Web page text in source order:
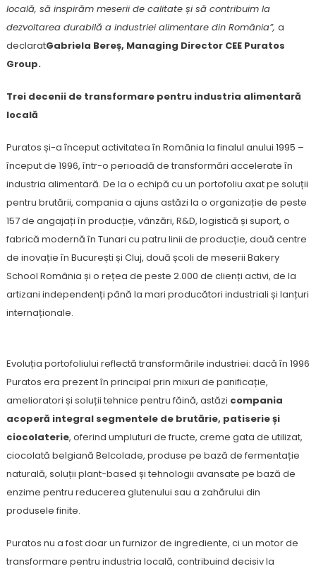
locală, să inspirăm meserii de calitate și să contribuim la
dezvoltarea durabilă a industriei alimentare din România”, a
declaratGabriela Bereș, Managing Director CEE Puratos
Group.
Trei decenii de transformare pentru industria alimentară
locală
Puratos și-a început activitatea în România la finalul anului 1995 –
început de 1996, într-o perioadă de transformări accelerate în
industria alimentară. De la o echipă cu un portofoliu axat pe soluții
pentru brutării, compania a ajuns astăzi la o organizație de peste
157 de angajați în producție, vânzări, R&D, logistică și suport, o
fabrică modernă în Tunari cu patru linii de producție, două centre
de inovație în București și Cluj, două școli de meserii Bakery
School România și o rețea de peste 2.000 de clienți activi, de la
artizani independenți până la mari producători industriali și lanțuri
internaționale.
Evoluția portofoliului reflectă transformările industriei: dacă în 1996
Puratos era prezent în principal prin mixuri de panificație,
amelioratori și soluții tehnice pentru făină, astăzi compania
acoperă integral segmentele de brutărie, patiserie și
ciocolaterie, oferind umpluturi de fructe, creme gata de utilizat,
ciocolată belgiană Belcolade, produse pe bază de fermentație
naturală, soluții plant-based și tehnologii avansate pe bază de
enzime pentru reducerea glutenului sau a zahărului din
produsele finite.
Puratos nu a fost doar un furnizor de ingrediente, ci un motor de
transformare pentru industria locală, contribuind decisiv la